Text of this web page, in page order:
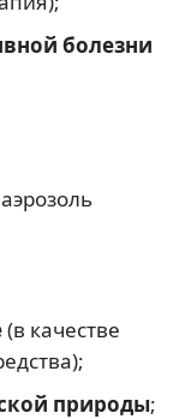
болезни
(в качестве
природы;